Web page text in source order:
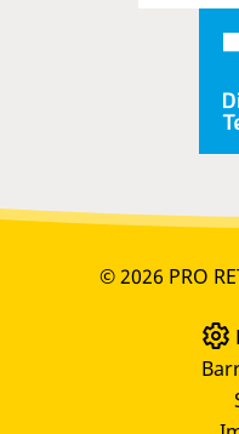
© 2026 PRO